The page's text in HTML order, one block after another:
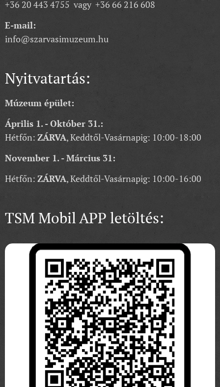
+36 20 443 4755 vagy +36 66 216 608
E-mail:
info@szarvasimuzeum.hu
Nyitvatartás:
Múzeum épület:
Április 1. - Október 31.:
Hétfőn: ZÁRVA, Keddtől-Vasárnapig: 10:00-18:00
November 1. - Március 31:
Hétfőn: ZÁRVA, Keddtől-Vasárnapig: 10:00-16:00
TSM Mobil APP letöltés: